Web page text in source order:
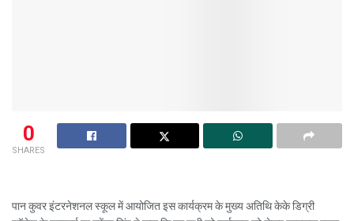
0
SHARES
पान कुवर इंटरनेशनल स्कूल में आयोजित इस कार्यक्रम के मुख्य अतिथि केके डिग्री